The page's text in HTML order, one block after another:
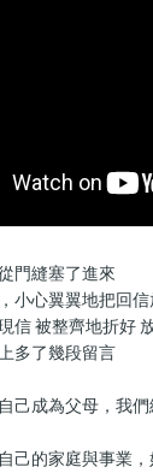
門縫塞了進來
小心翼翼地把回
信 被整齊地折好
多了幾段留言
己成為父母，我
己的家庭與事業